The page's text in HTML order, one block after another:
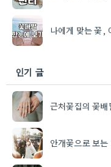
나에게 맞는 꽃,
인기 글
근처꽃집의 꽃
안개꽃으로 보